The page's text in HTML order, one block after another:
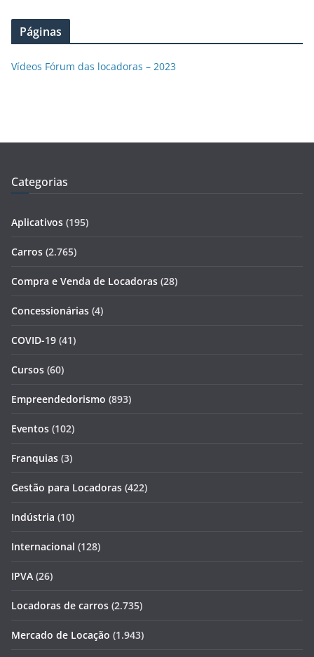
Páginas
Vídeos Fórum das locadoras – 2023
Categorias
Aplicativos (195)
Carros (2.765)
Compra e Venda de Locadoras (28)
Concessionárias (4)
COVID-19 (41)
Cursos (60)
Empreendedorismo (893)
Eventos (102)
Franquias (3)
Gestão para Locadoras (422)
Indústria (10)
Internacional (128)
IPVA (26)
Locadoras de carros (2.735)
Mercado de Locação (1.943)